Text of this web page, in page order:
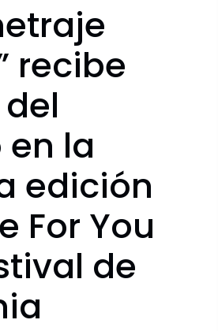
recibe
la
edición
For You
de